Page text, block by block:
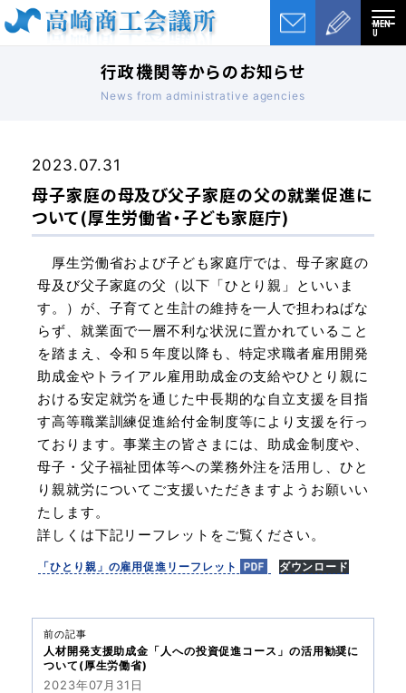
MEN
U
行政機関等からのお知らせ
News from administrative agencies
2023.07.31
母子家庭の母及び父子家庭の父の就業促進に
ついて(厚生労働省・子ども家庭庁)
厚生労働省および子ども家庭庁では、母子家庭の
母及び父子家庭の父（以下「ひとり親」といいま
す。）が、子育てと生計の維持を一人で担わねばな
らず、就業面で一層不利な状況に置かれていること
を踏まえ、令和５年度以降も、特定求職者雇用開発
助成金やトライアル雇用助成金の支給やひとり親に
おける安定就労を通じた中長期的な自立支援を目指
す高等職業訓練促進給付金制度等により支援を行っ
ております。事業主の皆さまには、助成金制度や、
母子・父子福祉団体等への業務外注を活用し、ひと
り親就労についてご支援いただきますようお願いい
たします。
詳しくは下記リーフレットをご覧ください。
「ひとり親」の雇用促進リーフレット ダウンロード
前の記事
人材開発支援助成金「人への投資促進コース」の活用勧奨に
ついて(厚生労働省)
2023年07月31日